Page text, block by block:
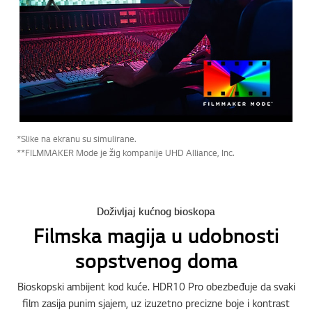
*Slike na ekranu su simulirane.
**FILMMAKER Mode je žig kompanije UHD Alliance, Inc.
Doživljaj kućnog bioskopa
Filmska magija u udobnosti
sopstvenog doma
Bioskopski ambijent kod kuće. HDR10 Pro obezbeđuje da svaki
film zasija punim sjajem, uz izuzetno precizne boje i kontrast